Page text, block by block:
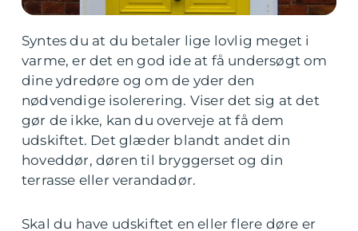
Syntes du at du betaler lige lovlig meget i
varme, er det en god ide at få undersøgt om
dine ydredøre og om de yder den
nødvendige isolerering. Viser det sig at det
gør de ikke, kan du overveje at få dem
udskiftet. Det glæder blandt andet din
hoveddør, døren til bryggerset og din
terrasse eller verandadør.
Skal du have udskiftet en eller flere døre er